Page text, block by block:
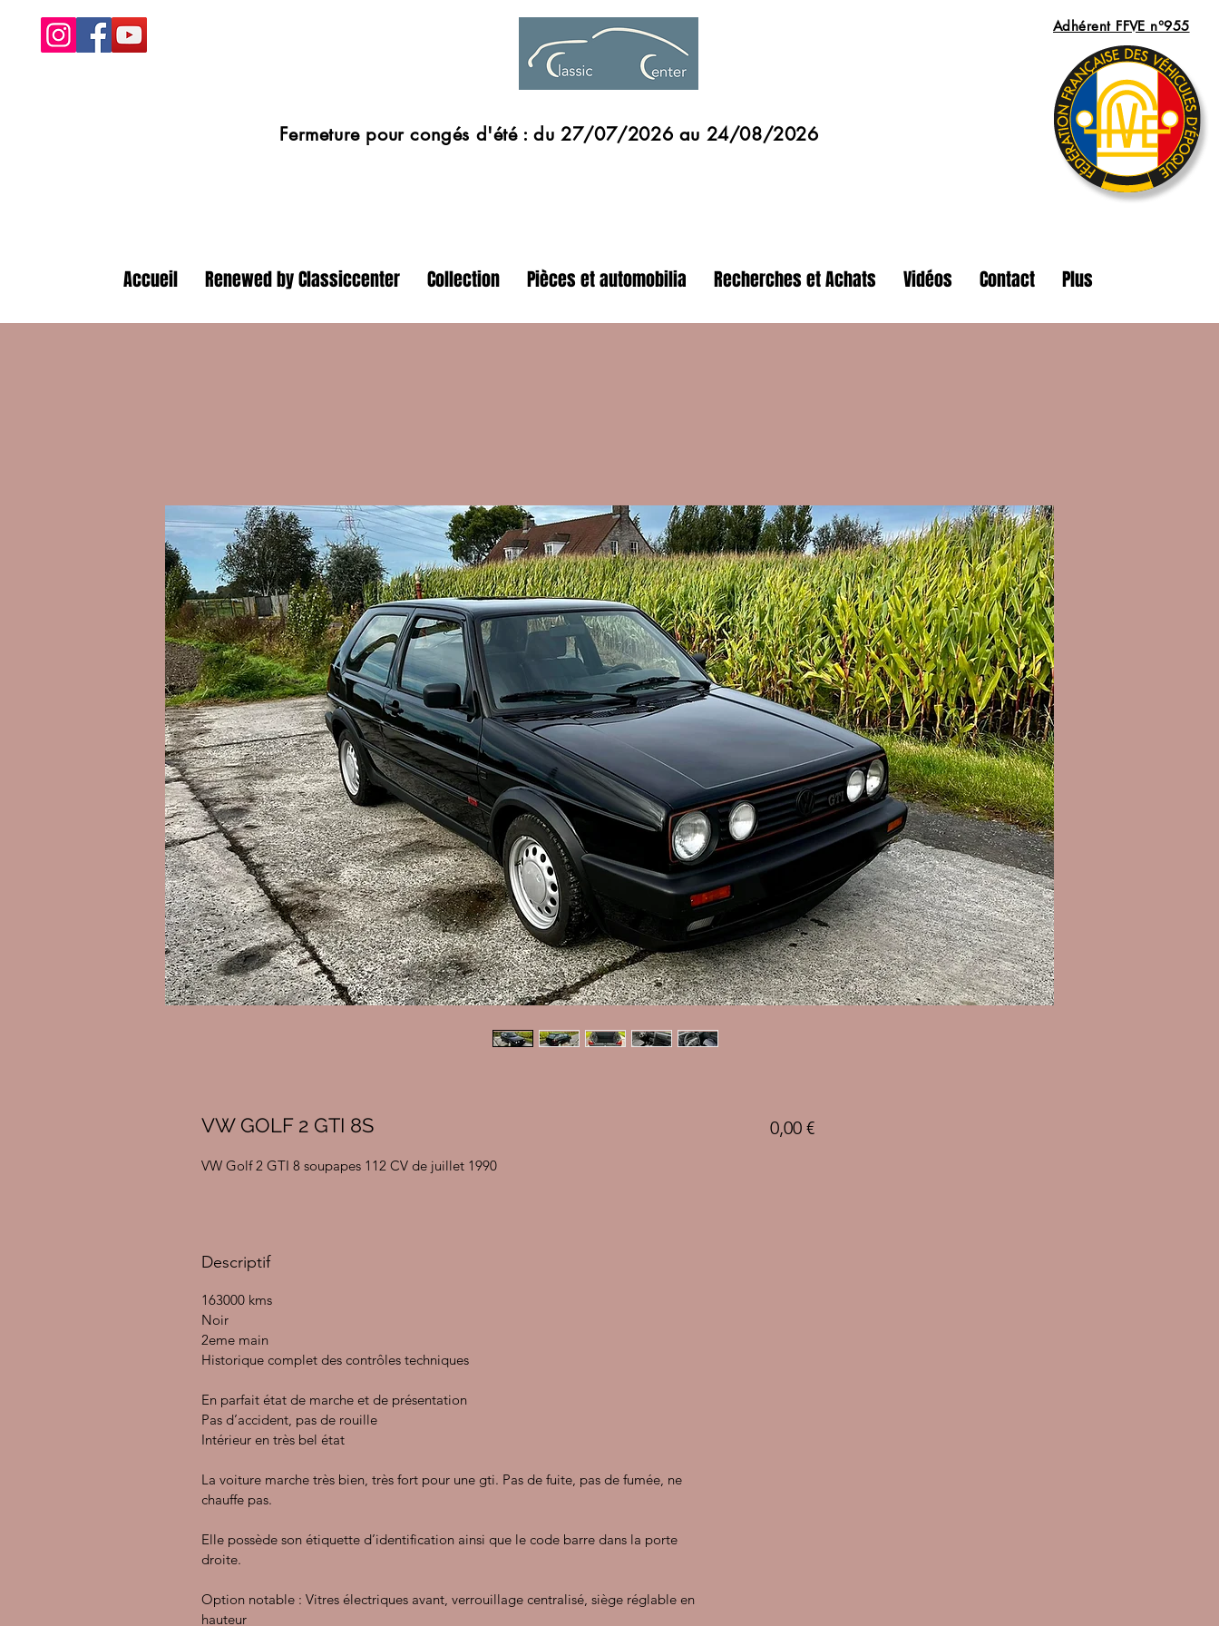
Fermeture pour congés d'été : du 27/07/2026 au 24/08/2026
Adhérent FFVE n°955
Accueil Renewed by Classiccenter Collection Pièces et automobilia Recherches et Achats Vidéos Contact Plus
VW GOLF 2 GTI 8S
VW Golf 2 GTI 8 soupapes 112 CV de juillet 1990
Descriptif
163000 kms
Noir
2eme main
Historique complet des contrôles techniques
En parfait état de marche et de présentation
Pas d’accident, pas de rouille
Intérieur en très bel état
La voiture marche très bien, très fort pour une gti. Pas de fuite, pas de fumée, ne
chauffe pas.
Elle possède son étiquette d’identification ainsi que le code barre dans la porte
droite.
Option notable : Vitres électriques avant, verrouillage centralisé, siège réglable en
hauteur
0,00 €Prix